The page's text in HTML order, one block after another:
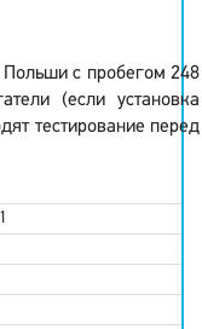
Польши с пробегом 248
(если установка
тестирование перед